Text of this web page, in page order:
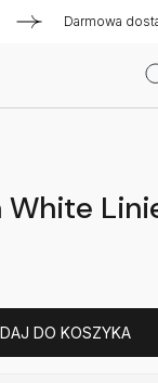
Darmowa dostawa
White
DO KOSZYKA